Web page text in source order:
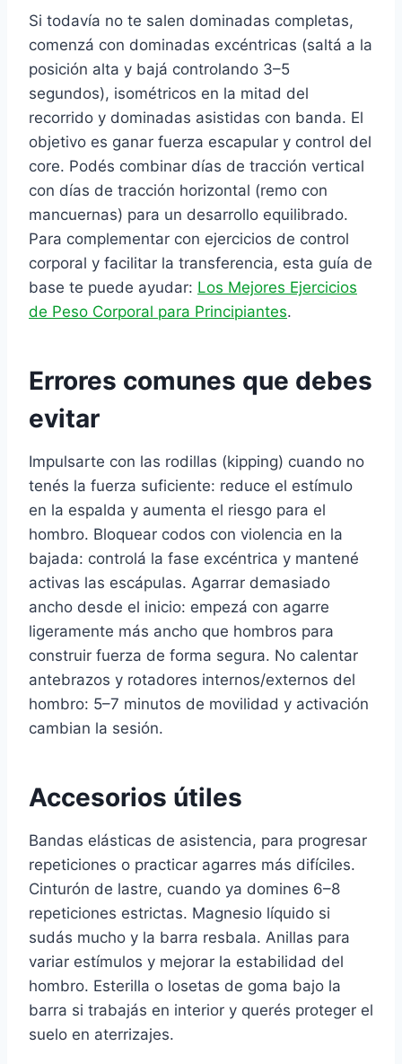
Si todavía no te salen dominadas completas,
comenzá con dominadas excéntricas (saltá a la
posición alta y bajá controlando 3–5
segundos), isométricos en la mitad del
recorrido y dominadas asistidas con banda. El
objetivo es ganar fuerza escapular y control del
core. Podés combinar días de tracción vertical
con días de tracción horizontal (remo con
mancuernas) para un desarrollo equilibrado.
Para complementar con ejercicios de control
corporal y facilitar la transferencia, esta guía de
base te puede ayudar: Los Mejores Ejercicios
de Peso Corporal para Principiantes.
Errores comunes que debes
evitar
Impulsarte con las rodillas (kipping) cuando no
tenés la fuerza suficiente: reduce el estímulo
en la espalda y aumenta el riesgo para el
hombro. Bloquear codos con violencia en la
bajada: controlá la fase excéntrica y mantené
activas las escápulas. Agarrar demasiado
ancho desde el inicio: empezá con agarre
ligeramente más ancho que hombros para
construir fuerza de forma segura. No calentar
antebrazos y rotadores internos/externos del
hombro: 5–7 minutos de movilidad y activación
cambian la sesión.
Accesorios útiles
Bandas elásticas de asistencia, para progresar
repeticiones o practicar agarres más difíciles.
Cinturón de lastre, cuando ya domines 6–8
repeticiones estrictas. Magnesio líquido si
sudás mucho y la barra resbala. Anillas para
variar estímulos y mejorar la estabilidad del
hombro. Esterilla o losetas de goma bajo la
barra si trabajás en interior y querés proteger el
suelo en aterrizajes.